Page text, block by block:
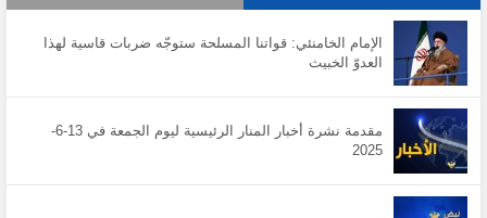
الإمام الخامنئي: قواتنا المسلحة ستوجّه ضربات قاسية لهذا
العدوّ الخبيث
مقدمة نشرة أخبار المنار الرئيسية ليوم الجمعة في 13-6-
2025